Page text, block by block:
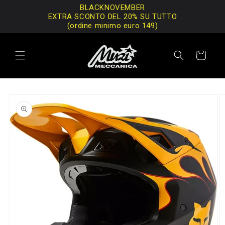
BLACKNOVEMBER
EXTRA SCONTO DEL 20% SU TUTTO
(ordine minimo euro 149)
ai contenuti
Carrello
informazioni
sul prodotto